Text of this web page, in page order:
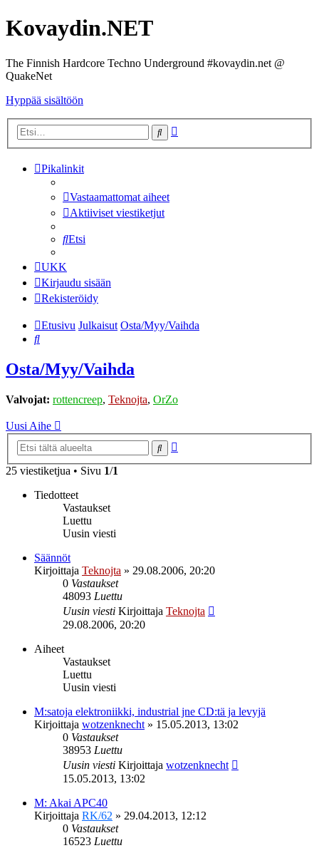
Kovaydin.NET
The Finnish Hardcore Techno Underground #kovaydin.net @
QuakeNet
Hyppää sisältöön
Etsi
Pikalinkit
Vastaamattomat aiheet
Aktiiviset viestiketjut
Etsi
UKK
Kirjaudu sisään
Rekisteröidy
Etusivu Julkaisut Osta/Myy/Vaihda
Etsi
Osta/Myy/Vaihda
Valvojat: rottencreep, Teknojta, OrZo
Uusi Aihe
Etsi
25 viestiketjua • Sivu 1/1
Tiedotteet
Vastaukset
Luettu
Uusin viesti
Säännöt
Kirjoittaja Teknojta » 29.08.2006, 20:20
0 Vastaukset
48093 Luettu
Uusin viesti Kirjoittaja Teknojta
29.08.2006, 20:20
Aiheet
Vastaukset
Luettu
Uusin viesti
M:satoja elektroniikki, industrial jne CD:tä ja levyjä
Kirjoittaja wotzenknecht » 15.05.2013, 13:02
0 Vastaukset
38953 Luettu
Uusin viesti Kirjoittaja wotzenknecht
15.05.2013, 13:02
M: Akai APC40
Kirjoittaja RK/62 » 29.04.2013, 12:12
0 Vastaukset
16523 Luettu